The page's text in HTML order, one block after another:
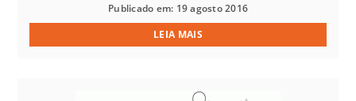
Publicado em: 19 agosto 2016
LEIA MAIS